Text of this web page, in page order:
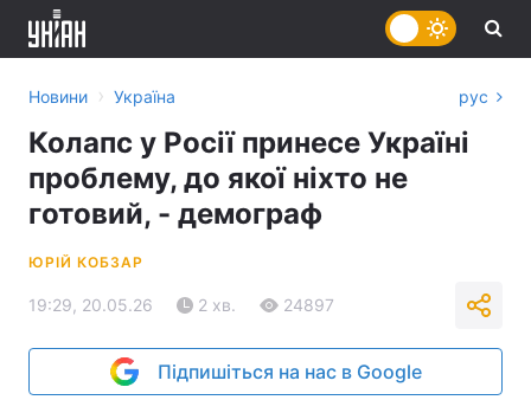
Новини › Україна рус
Колапс у Росії принесе Україні
проблему, до якої ніхто не
готовий, - демограф
ЮРІЙ КОБЗАР
19:29, 20.05.26 2 хв. 24897
Підпишіться на нас в Google